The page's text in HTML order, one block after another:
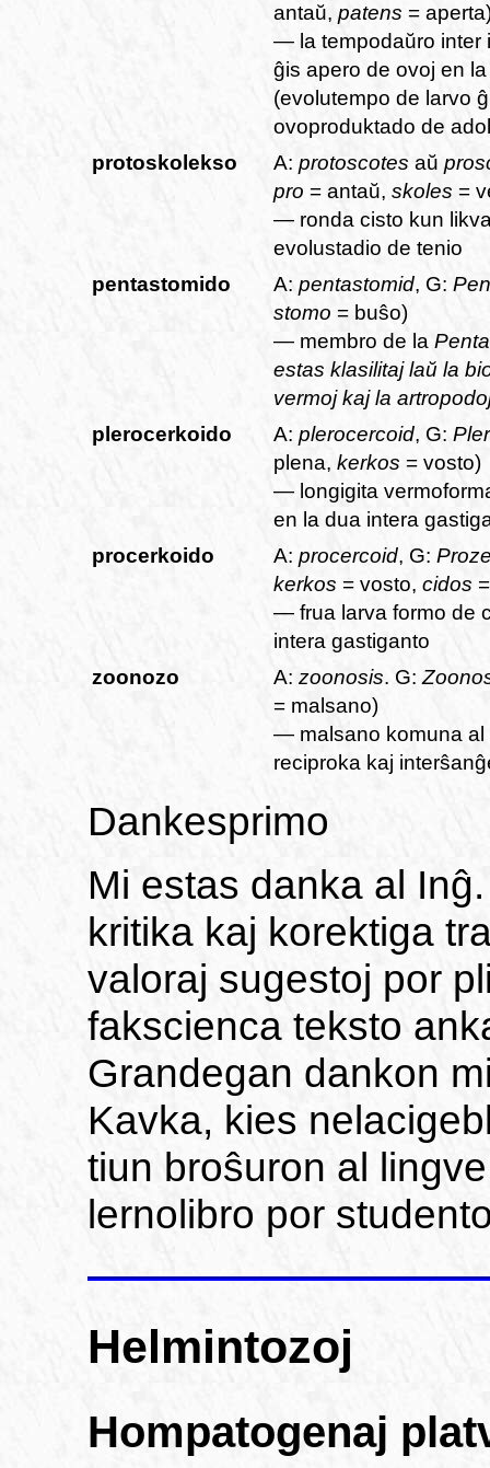
antaŭ, patens =
— la tempodaŭro inter
ĝis apero de ovoj en
(evolutempo de larvo
ovoproduktado de
protoskolekso
A: protoscotes aŭ
pro = antaŭ, skoles =
— ronda cisto kun
evolustadio de tenio
pentastomido
A: pentastomid, G:
stomo = buŝo)
— membro de la
estas klasilitaj laŭ la
vermoj kaj la
plerocerkoido
A: plerocercoid, G:
plena, kerkos = vosto)
— longigita
en la dua intera
procerkoido
A: procercoid, G:
kerkos = vosto, cidos
— frua larva formo de
intera gastiganto
zoonozo
A: zoonosis. G:
= malsano)
— malsano komuna al
reciproka kaj
Dankesprimo
Mi estas danka al
kritika kaj korektiga
valoraj sugestoj por
fakscienca teksto
Grandegan dankon
Kavka, kies
tiun broŝuron al
lernolibro por
Helmintozoj
Hompatogenaj